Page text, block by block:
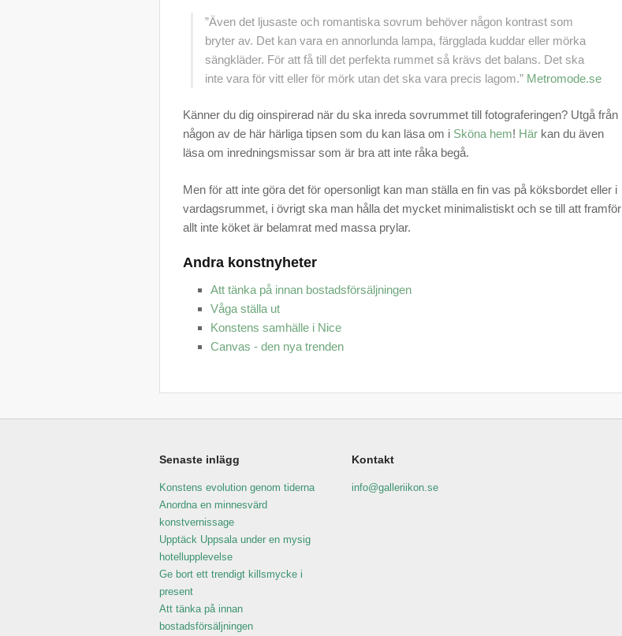
”Även det ljusaste och romantiska sovrum behöver någon kontrast som
bryter av. Det kan vara en annorlunda lampa, färgglada kuddar eller mörka
sängkläder. För att få till det perfekta rummet så krävs det balans. Det ska
inte vara för vitt eller för mörk utan det ska vara precis lagom.” Metromode.se
Känner du dig oinspirerad när du ska inreda sovrummet till fotograferingen? Utgå från
någon av de här härliga tipsen som du kan läsa om i Sköna hem! Här kan du även
läsa om inredningsmissar som är bra att inte råka begå.
Men för att inte göra det för opersonligt kan man ställa en fin vas på köksbordet eller i
vardagsrummet, i övrigt ska man hålla det mycket minimalistiskt och se till att framför
allt inte köket är belamrat med massa prylar.
Andra konstnyheter
Att tänka på innan bostadsförsäljningen
Våga ställa ut
Konstens samhälle i Nice
Canvas - den nya trenden
Senaste inlägg
Konstens evolution genom tiderna
Anordna en minnesvärd
konstvernissage
Upptäck Uppsala under en mysig
hotellupplevelse
Ge bort ett trendigt killsmycke i
present
Att tänka på innan
bostadsförsäljningen
Kontakt
info@galleriikon.se